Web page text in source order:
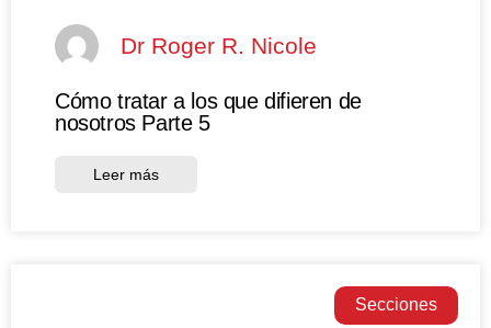
Dr Roger R. Nicole
Cómo tratar a los que difieren de
nosotros Parte 5
Leer más
Secciones